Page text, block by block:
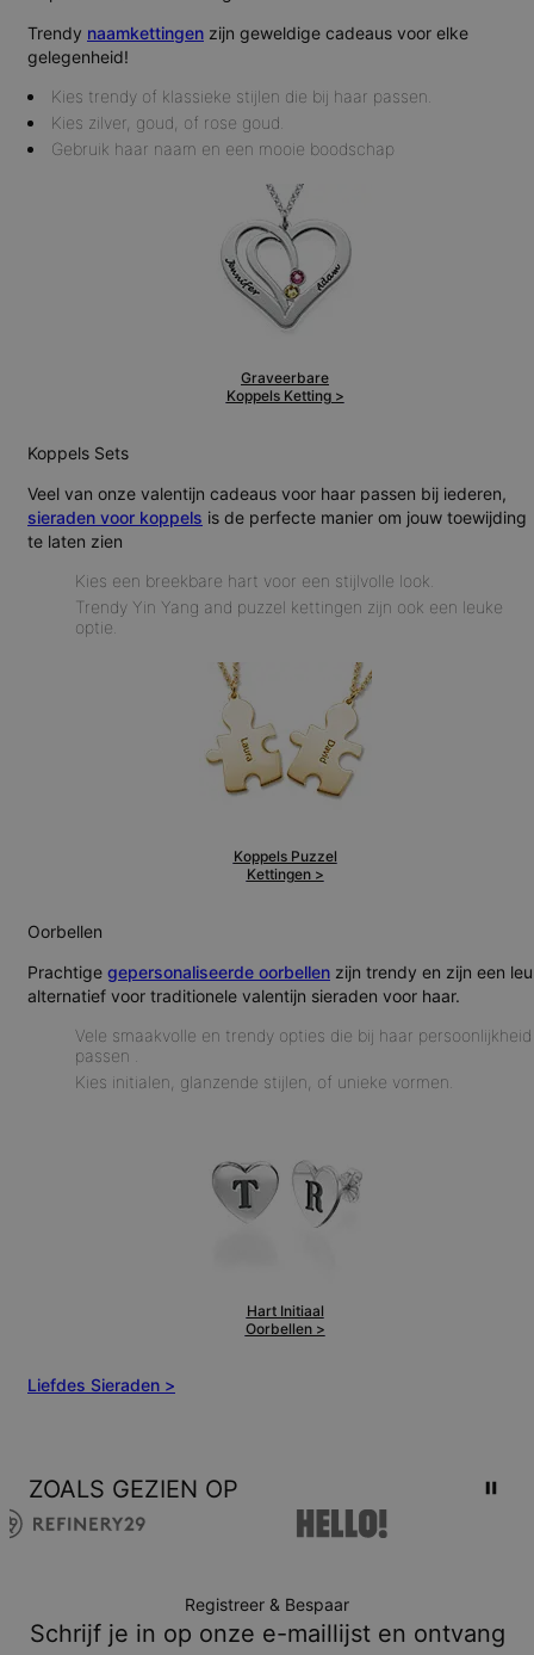
Trendy naamkettingen zijn geweldige cadeaus voor elke
gelegenheid!
Kies trendy of klassieke stijlen die bij haar passen.
Kies zilver, goud, of rose goud.
Gebruik haar naam en een mooie boodschap
Graveerbare
Koppels Ketting >
Koppels Sets
Veel van onze valentijn cadeaus voor haar passen bij iederen,
sieraden voor koppels is de perfecte manier om jouw toewijding
te laten zien
Kies een breekbare hart voor een stijlvolle look.
Trendy Yin Yang and puzzel kettingen zijn ook een leuke
optie.
Koppels Puzzel
Kettingen >
Oorbellen
Prachtige gepersonaliseerde oorbellen zijn trendy en zijn een
alternatief voor traditionele valentijn sieraden voor haar.
Vele smaakvolle en trendy opties die bij haar persoonlijkheid
passen .
Kies initialen, glanzende stijlen, of unieke vormen.
Hart Initiaal
Oorbellen >
Liefdes Sieraden >
ZOALS GEZIEN OP
Registreer & Bespaar
Schrijf je in op onze e-maillijst en ontvang